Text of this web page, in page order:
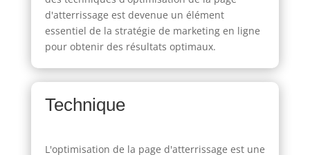
d'atterrissage est devenue un élément
essentiel de la stratégie de marketing en ligne
pour obtenir des résultats optimaux.
Technique
L'optimisation de la page d'atterrissage est une